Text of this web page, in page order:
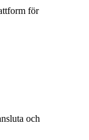
för
och